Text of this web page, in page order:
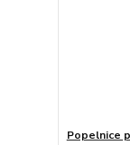
Popelnice